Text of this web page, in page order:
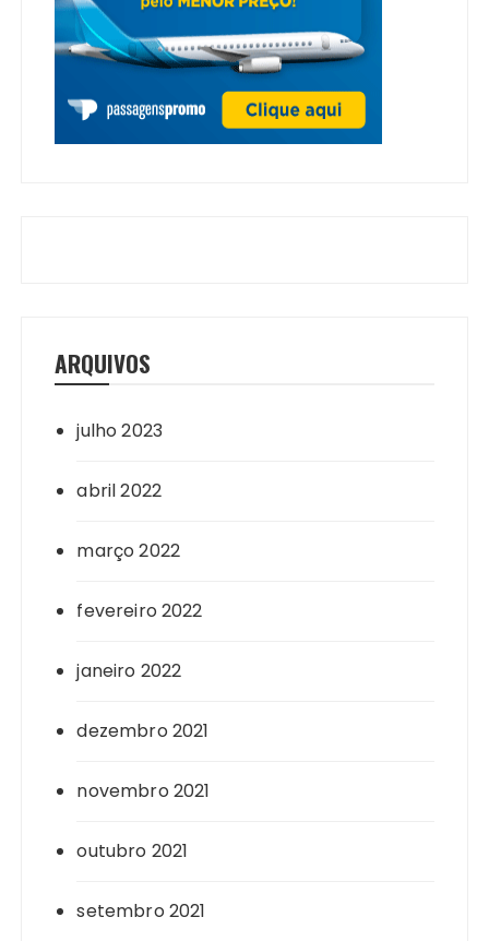
ARQUIVOS
julho 2023
abril 2022
março 2022
fevereiro 2022
janeiro 2022
dezembro 2021
novembro 2021
outubro 2021
setembro 2021